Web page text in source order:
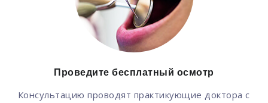
Проведите бесплатный осмотр
Консультацию проводят практикующие доктора с